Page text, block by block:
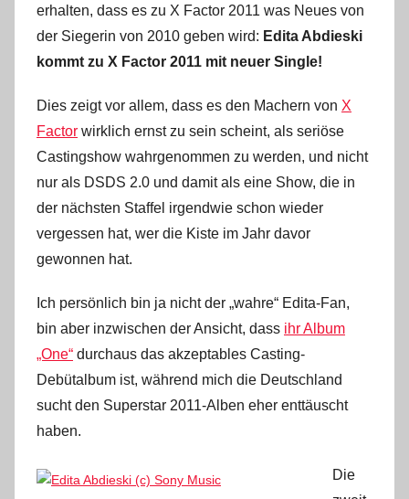
erhalten, dass es zu X Factor 2011 was Neues von
der Siegerin von 2010 geben wird: Edita Abdieski
kommt zu X Factor 2011 mit neuer Single!
Dies zeigt vor allem, dass es den Machern von X
Factor wirklich ernst zu sein scheint, als seriöse
Castingshow wahrgenommen zu werden, und nicht
nur als DSDS 2.0 und damit als eine Show, die in
der nächsten Staffel irgendwie schon wieder
vergessen hat, wer die Kiste im Jahr davor
gewonnen hat.
Ich persönlich bin ja nicht der „wahre“ Edita-Fan,
bin aber inzwischen der Ansicht, dass ihr Album
„One“ durchaus das akzeptables Casting-
Debütalbum ist, während mich die Deutschland
sucht den Superstar 2011-Alben eher enttäuscht
haben.
Die